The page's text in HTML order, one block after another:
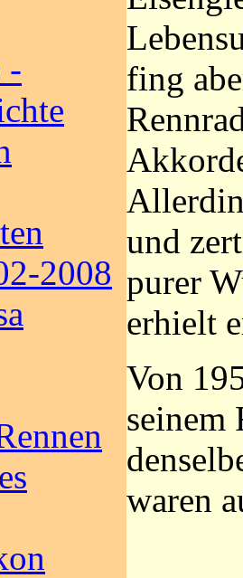
-
2008
fing
und
purer
erhielt
Von
seinem
waren